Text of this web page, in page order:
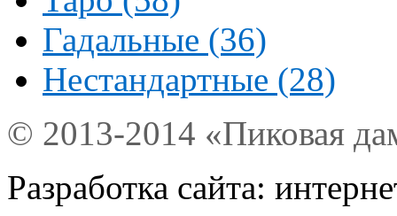
Гадальные (36)
Нестандартные (28)
© 2013-2014 «Пиковая
Разработка сайта: